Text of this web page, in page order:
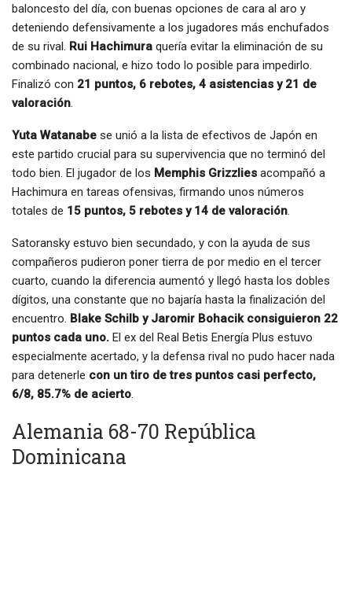
baloncesto del día, con buenas opciones de cara al aro y
deteniendo defensivamente a los jugadores más enchufados
de su rival. Rui Hachimura quería evitar la eliminación de su
combinado nacional, e hizo todo lo posible para impedirlo.
Finalizó con 21 puntos, 6 rebotes, 4 asistencias y 21 de
valoración.
Yuta Watanabe se unió a la lista de efectivos de Japón en
este partido crucial para su supervivencia que no terminó del
todo bien. El jugador de los Memphis Grizzlies acompañó a
Hachimura en tareas ofensivas, firmando unos números
totales de 15 puntos, 5 rebotes y 14 de valoración.
Satoransky estuvo bien secundado, y con la ayuda de sus
compañeros pudieron poner tierra de por medio en el tercer
cuarto, cuando la diferencia aumentó y llegó hasta los dobles
dígitos, una constante que no bajaría hasta la finalización del
encuentro. Blake Schilb y Jaromir Bohacik consiguieron 22
puntos cada uno. El ex del Real Betis Energía Plus estuvo
especialmente acertado, y la defensa rival no pudo hacer nada
para detenerle con un tiro de tres puntos casi perfecto,
6/8, 85.7% de acierto.
Alemania 68-70 República
Dominicana